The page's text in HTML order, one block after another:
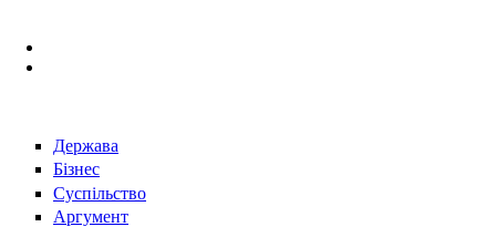
Держава
Бізнес
Суспільство
Аргумент